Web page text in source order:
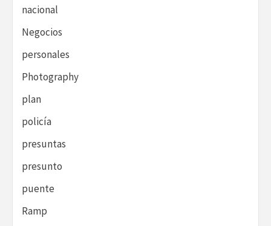
nacional
Negocios
personales
Photography
plan
policía
presuntas
presunto
puente
Ramp